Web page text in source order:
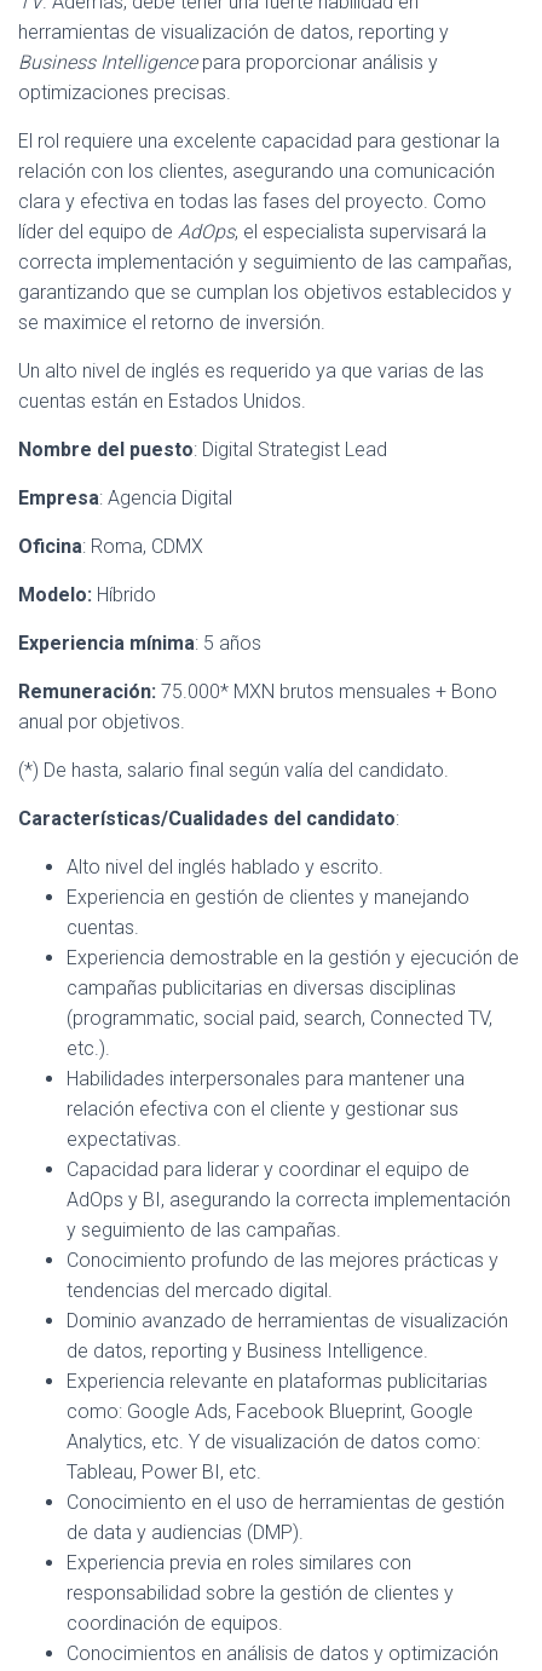
herramientas de visualización de datos, reporting y
Business Intelligence para proporcionar análisis y
optimizaciones precisas.
El rol requiere una excelente capacidad para gestionar la
relación con los clientes, asegurando una comunicación
clara y efectiva en todas las fases del proyecto. Como
líder del equipo de AdOps, el especialista supervisará la
correcta implementación y seguimiento de las campañas,
garantizando que se cumplan los objetivos establecidos y
se maximice el retorno de inversión.
Un alto nivel de inglés es requerido ya que varias de las
cuentas están en Estados Unidos.
Nombre del puesto: Digital Strategist Lead
Empresa: Agencia Digital
Oficina: Roma, CDMX
Modelo: Híbrido
Experiencia mínima: 5 años
Remuneración: 75.000* MXN brutos mensuales + Bono
anual por objetivos.
(*) De hasta, salario final según valía del candidato.
Características/Cualidades del candidato:
Alto nivel del inglés hablado y escrito.
Experiencia en gestión de clientes y manejando
cuentas.
Experiencia demostrable en la gestión y ejecución de
campañas publicitarias en diversas disciplinas
(programmatic, social paid, search, Connected TV,
etc.).
Habilidades interpersonales para mantener una
relación efectiva con el cliente y gestionar sus
expectativas.
Capacidad para liderar y coordinar el equipo de
AdOps y BI, asegurando la correcta implementación
y seguimiento de las campañas.
Conocimiento profundo de las mejores prácticas y
tendencias del mercado digital.
Dominio avanzado de herramientas de visualización
de datos, reporting y Business Intelligence.
Experiencia relevante en plataformas publicitarias
como: Google Ads, Facebook Blueprint, Google
Analytics, etc. Y de visualización de datos como:
Tableau, Power BI, etc.
Conocimiento en el uso de herramientas de gestión
de data y audiencias (DMP).
Experiencia previa en roles similares con
responsabilidad sobre la gestión de clientes y
coordinación de equipos.
Conocimientos en análisis de datos y optimización